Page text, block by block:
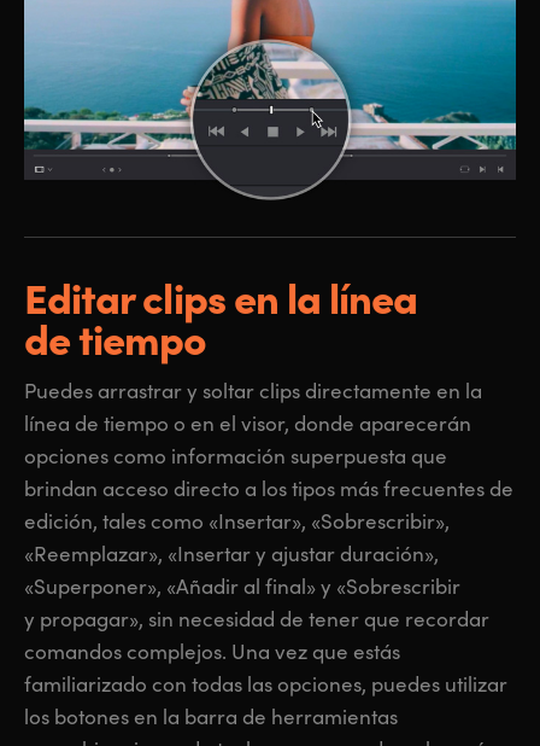
Editar clips en la línea
de tiempo
Puedes arrastrar y soltar clips directamente en la
línea de tiempo o en el visor, donde aparecerán
opciones como información superpuesta que
brindan acceso directo a los tipos más frecuentes de
edición, tales como «Insertar», «Sobrescribir»,
«Reemplazar», «Insertar y ajustar duración»,
«Superponer», «Añadir al final» y «Sobrescribir
y propagar», sin necesidad de tener que recordar
comandos complejos. Una vez que estás
familiarizado con todas las opciones, puedes utilizar
los botones en la barra de herramientas